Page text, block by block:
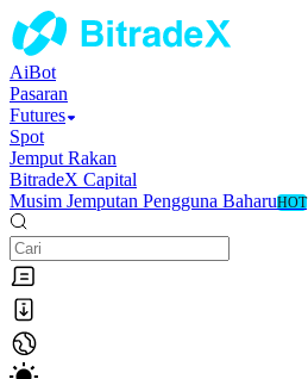
AiBot
Pasaran
Futures
Spot
Jemput Rakan
BitradeX Capital
Musim Jemputan Pengguna BaharuHOT